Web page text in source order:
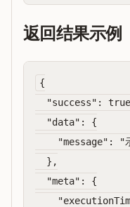
返回结果示例
{
"success":
  "data": {
"message": "示
  },
  "meta": {